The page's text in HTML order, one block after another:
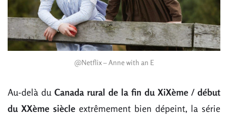
@Netflix – Anne with an E
Au-delà du Canada rural de la fin du XiXème / début
du XXème siècle extrêmement bien dépeint, la série